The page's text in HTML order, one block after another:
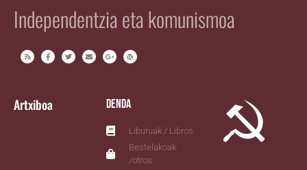
Independentzia eta komunismoa
Artxiboa Denda
Liburuak / Libros
Bestelakoak
/otros